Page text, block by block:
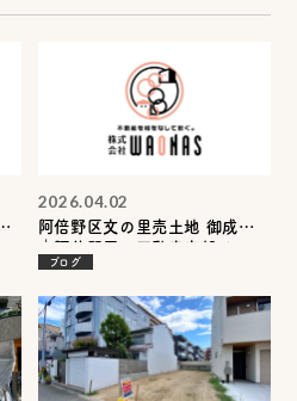
阿倍野区文の里売土地 御成約
WAONASへ
2026.04.02
ブログ